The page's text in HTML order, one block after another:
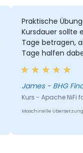
Praktische
Kursdauer sollte
Tage betragen,
Tage halfen
zu klären, die ich
mit NiFi bereits
James - BHG
Kurs - Apache NiFi
Maschinelle Übersetzung